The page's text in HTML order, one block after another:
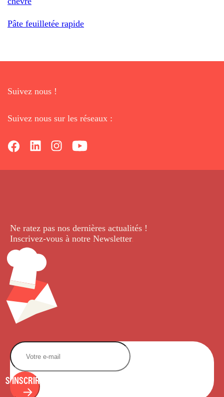
Pâte feuilletée rapide
Suivez nous !
Suivez nous sur les réseaux :
Ne ratez pas nos dernières actualités !
Inscrivez-vous à notre Newsletter.
S'INSCRIRE